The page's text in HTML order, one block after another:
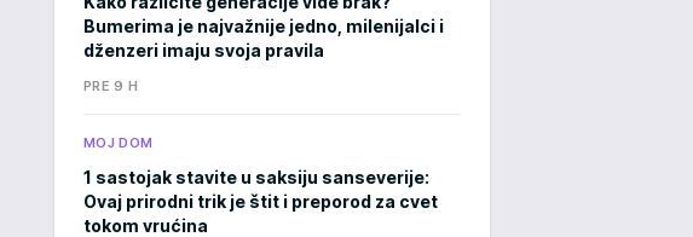
Bumerima je najvažnije jedno, milenijalci i
dženzeri imaju svoja pravila
PRE 9 H
MOJ DOM
1 sastojak stavite u saksiju sanseverije:
Ovaj prirodni trik je štit i preporod za cvet
tokom vrućina